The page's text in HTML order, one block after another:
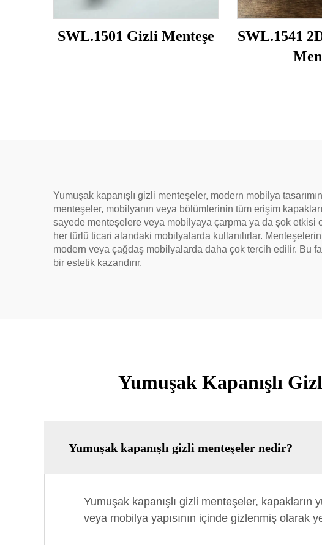
SWL.1501 Gizli Menteşe
SWL.1541
Yumuşak kapanışlı gizli menteşeler, modern mobilya
menteşeler, mobilyanın veya bölümlerinin tüm erişim
sayede menteşelere veya mobilyaya çarpma ya da şok etkisi
her türlü ticari alandaki mobilyalarda kullanılırlar.
modern veya çağdaş mobilyalarda daha çok tercih edilir. Bu
bir estetik kazandırır.
Yumuşak Kapanışlı
Yumuşak kapanışlı gizli menteşeler nedir?
Yumuşak kapanışlı gizli menteşeler,
veya mobilya yapısının içinde gizlenmiş olarak